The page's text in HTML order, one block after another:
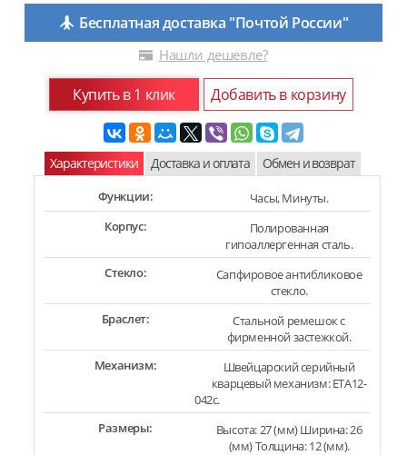
Бесплатная доставка "Почтой России"
Нашли дешевле?
Купить в 1 клик Добавить в корзину
Характеристики Доставка и оплата Обмен и возврат
Функции:
Часы, Минуты.
Корпус:
Полированная
гипоаллергенная сталь.
Стекло:
Сапфировое антибликовое
стекло.
Браслет:
Стальной ремешок с
фирменной застежкой.
Механизм:
Швейцарский серийный
кварцевый механизм: ETA12-
042c.
Размеры:
Высота: 27 (мм) Ширина: 26
(мм) Толщина: 12 (мм).